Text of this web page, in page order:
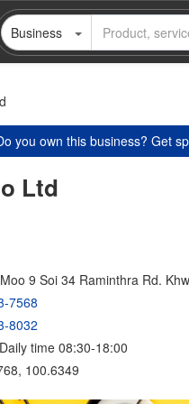
Business
you own this business? Get
Ltd
9 Soi 34 Raminthra Rd.
7568
8032
time 08:30-18:00
100.6349